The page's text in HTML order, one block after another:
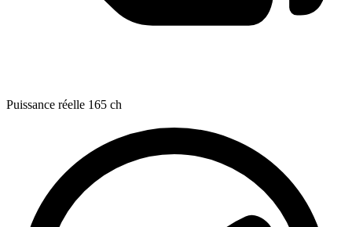
Puissance réelle 165 ch